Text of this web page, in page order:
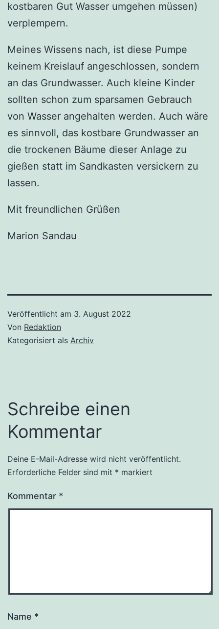
kostbaren Gut Wasser umgehen müssen)
verplempern.
Meines Wissens nach, ist diese Pumpe
keinem Kreislauf angeschlossen, sondern
an das Grundwasser. Auch kleine Kinder
sollten schon zum sparsamen Gebrauch
von Wasser angehalten werden. Auch wäre
es sinnvoll, das kostbare Grundwasser an
die trockenen Bäume dieser Anlage zu
gießen statt im Sandkasten versickern zu
lassen.
Mit freundlichen Grüßen
Marion Sandau
Veröffentlicht am 3. August 2022
Von Redaktion
Kategorisiert als Archiv
Schreibe einen
Kommentar
Deine E-Mail-Adresse wird nicht veröffentlicht.
Erforderliche Felder sind mit * markiert
Kommentar *
Name *